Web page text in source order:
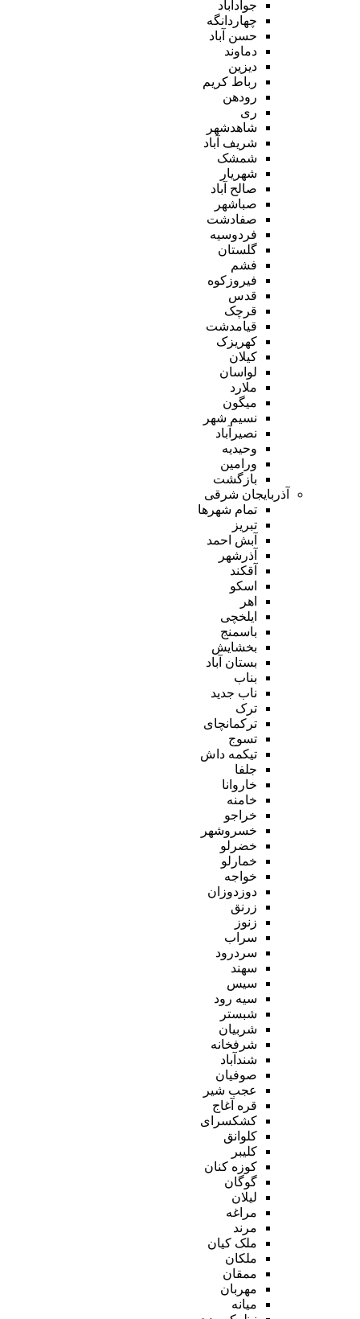
جوادآباد
چهاردانگه
حسن آباد
دماوند
دیزین
رباط کریم
رودهن
ری
شاهدشهر
شریف آباد
شمشک
شهریار
صالح آباد
صباشهر
صفادشت
فردوسیه
گلستان
فشم
فیروزکوه
قدس
قرچک
قیامدشت
کهریزک
کیلان
لواسان
ملارد
میگون
نسیم شهر
نصیرآباد
وحیدیه
ورامین
بازگشت
آذربایجان شرقی
تمام شهر‌ها
تبریز
آبش احمد
آذرشهر
آقکند
اسکو
اهر
ایلخچی
باسمنج
بخشایش
بستان آباد
بناب
ناب جدید
ترک
ترکمانچای
تسوج
تیکمه داش
جلفا
خاروانا
خامنه
خراجو
خسروشهر
خضرلو
خمارلو
خواجه
دوزدوزان
زرنق
زنوز
سراب
سردرود
سهند
سیس
سیه رود
شبستر
شربیان
شرفخانه
شندآباد
صوفیان
عجب شیر
قره آغاج
کشکسرای
کلوانق
کلیبر
کوزه کنان
گوگان
لیلان
مراغه
مرند
ملک کیان
ملکان
ممقان
مهربان
میانه